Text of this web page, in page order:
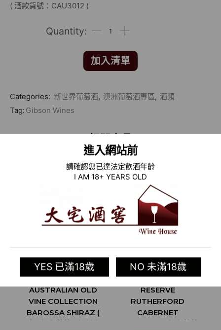
進入網站前
請確認您已達法定飲酒年齡
I AM 18+ YEARS OLD
YES 已滿18歲 NO 未滿18歲
( 酒款貨號：CAU3012 )
加入清單
Categories: 新世界葡萄酒, 澳洲葡萄酒專區, 酒類
Tag: Gibson Wines
相關商品
2015 澳洲紅酒
AUSTRALIAN OLD
VINE COLLECTION
BAROSSA SHIRAZ (
2015 美國紅酒
RESERVE
RUTHERFORD
CABERNET